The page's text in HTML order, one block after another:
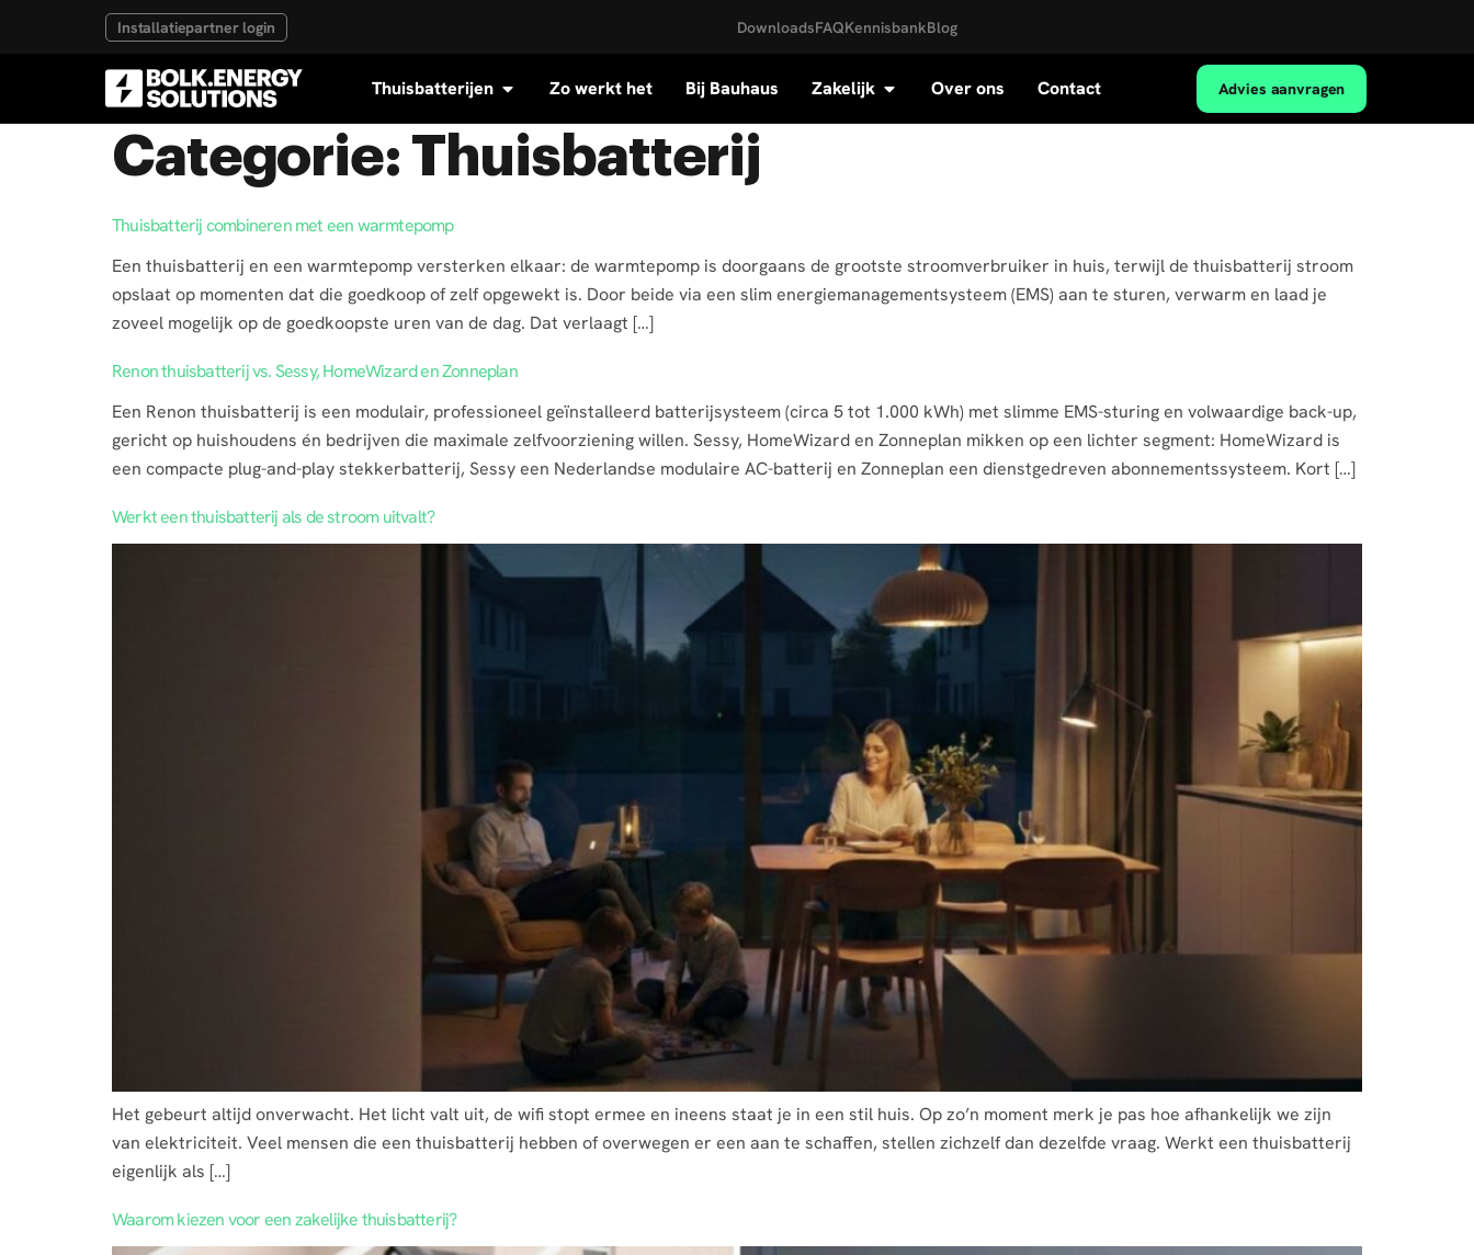
Installatiepartner login DownloadsFAQKennisbankBlog
Thuisbatterijen Zo werkt het Bij Bauhaus Zakelijk Over ons Contact Advies aanvragen
Categorie: Thuisbatterij
Thuisbatterij combineren met een warmtepomp
Een thuisbatterij en een warmtepomp versterken elkaar: de warmtepomp is doorgaans de grootste stroomverbruiker in huis, terwijl de thuisbatterij stroom
opslaat op momenten dat die goedkoop of zelf opgewekt is. Door beide via een slim energiemanagementsysteem (EMS) aan te sturen, verwarm en laad je
zoveel mogelijk op de goedkoopste uren van de dag. Dat verlaagt […]
Renon thuisbatterij vs. Sessy, HomeWizard en Zonneplan
Een Renon thuisbatterij is een modulair, professioneel geïnstalleerd batterijsysteem (circa 5 tot 1.000 kWh) met slimme EMS-sturing en volwaardige back-up,
gericht op huishoudens én bedrijven die maximale zelfvoorziening willen. Sessy, HomeWizard en Zonneplan mikken op een lichter segment: HomeWizard is
een compacte plug-and-play stekkerbatterij, Sessy een Nederlandse modulaire AC-batterij en Zonneplan een dienstgedreven abonnementssysteem. Kort […]
Werkt een thuisbatterij als de stroom uitvalt?
Het gebeurt altijd onverwacht. Het licht valt uit, de wifi stopt ermee en ineens staat je in een stil huis. Op zo’n moment merk je pas hoe afhankelijk we zijn
van elektriciteit. Veel mensen die een thuisbatterij hebben of overwegen er een aan te schaffen, stellen zichzelf dan dezelfde vraag. Werkt een thuisbatterij
eigenlijk als […]
Waarom kiezen voor een zakelijke thuisbatterij?